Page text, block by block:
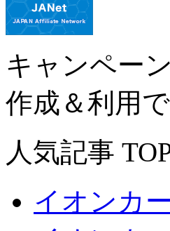
キャンペー
作成＆利用
人気記事
イオンカ